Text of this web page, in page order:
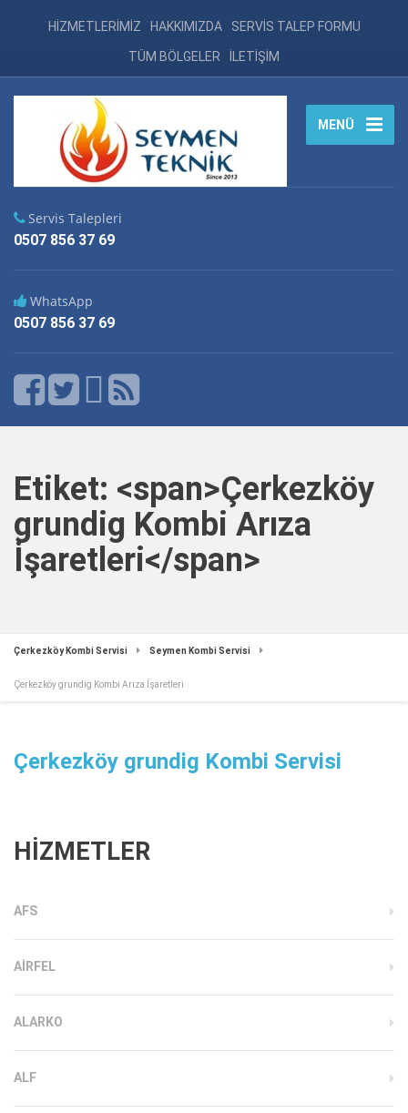
HİZMETLERİMİZ HAKKIMIZDA SERVİS TALEP FORMU
TÜM BÖLGELER İLETİŞİM
MENÜ
Servis Talepleri
0507 856 37 69
WhatsApp
0507 856 37 69
Etiket: <span>Çerkezköy
grundig Kombi Arıza
İşaretleri</span>
Çerkezköy Kombi Servisi Seymen Kombi Servisi
Çerkezköy grundig Kombi Arıza İşaretleri
Çerkezköy grundig Kombi Servisi
HİZMETLER
AFS
AIRFEL
ALARKO
ALF